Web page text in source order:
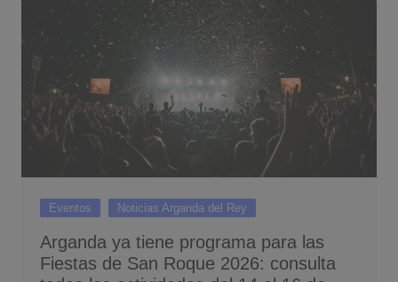
Eventos Noticias Arganda del Rey
Arganda ya tiene programa para las
Fiestas de San Roque 2026: consulta